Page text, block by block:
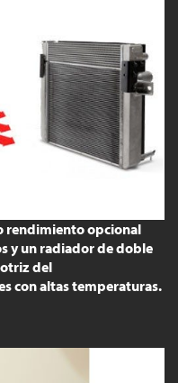
rendimiento opcional
y un radiador de doble
del
con altas temperaturas.